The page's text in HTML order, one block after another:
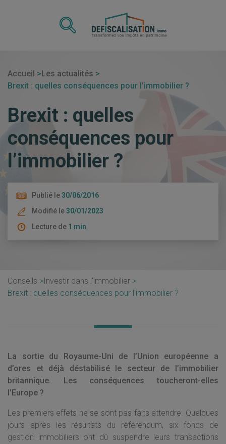
Accueil
Les actualités
Brexit : quelles conséquences pour l’immobilier ?
Brexit : quelles
conséquences pour
l’immobilier ?
Publié le30/06/2016
Modifié le30/01/2023
Lecture de 1 min
Conseils
Investir dans l'immobilier
Brexit : quelles conséquences pour l’immobilier ?
La sortie du Royaume-Uni de l’Union européenne a
d’ores et déjà déstabilisé le secteur de l’immobilier
britannique. Les conséquences toucheront-elles
l’Europe ?
Les premiers effets ne se sont pas faits attendre. Quelques
jours après les résultats du référendum, six fonds de
gestion immobiliers ont dû suspendre leurs transactions